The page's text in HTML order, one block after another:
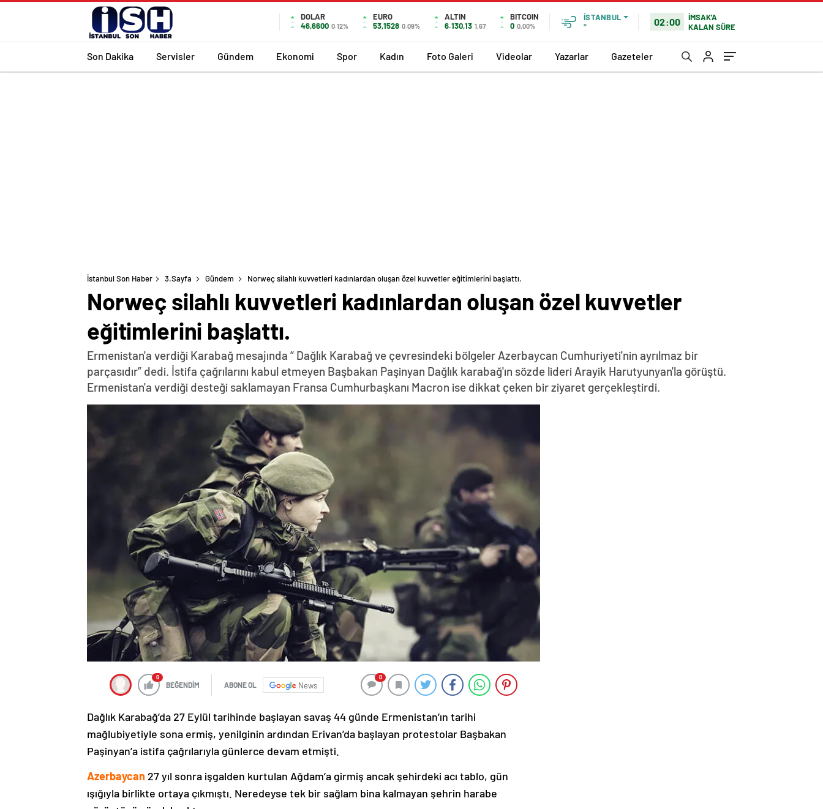
DOLAR
46,6600 0.12%
EURO
53,1528 0.09%
ALTIN
6.130,13 1,67
BITCOIN
0 0,00%
İSTANBUL
°
02:00
İMSAK'A
KALAN SÜRE
Son Dakika Servisler Gündem Ekonomi Spor Kadın Foto Galeri Videolar Yazarlar Gazeteler
İstanbul Son Haber 3.Sayfa Gündem Norweç silahlı kuvvetleri kadınlardan oluşan özel kuvvetler eğitimlerini başlattı.
Norweç silahlı kuvvetleri kadınlardan oluşan özel kuvvetler
eğitimlerini başlattı.
Ermenistan'a verdiği Karabağ mesajında “ Dağlık Karabağ ve çevresindeki bölgeler Azerbaycan Cumhuriyeti'nin ayrılmaz bir
parçasıdır” dedi. İstifa çağrılarını kabul etmeyen Başbakan Paşinyan Dağlık karabağ'ın sözde lideri Arayik Harutyunyan'la görüştü.
Ermenistan'a verdiği desteği saklamayan Fransa Cumhurbaşkanı Macron ise dikkat çeken bir ziyaret gerçekleştirdi.
0
BEĞENDİM ABONE OL News
0
Dağlık Karabağ’da 27 Eylül tarihinde başlayan savaş 44 günde Ermenistan’ın tarihi
mağlubiyetiyle sona ermiş, yenilginin ardından Erivan’da başlayan protestolar Başbakan
Paşinyan’a istifa çağrılarıyla günlerce devam etmişti.
Azerbaycan 27 yıl sonra işgalden kurtulan Ağdam’a girmiş ancak şehirdeki acı tablo, gün
ışığıyla birlikte ortaya çıkmıştı. Neredeyse tek bir sağlam bina kalmayan şehrin harabe